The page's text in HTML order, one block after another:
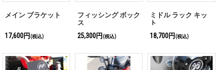
メイン ブラケット
17,600円(税込)
フィッシング ボック
ス
25,300円(税込)
ミドル ラック キッ
ト
18,700円(税込)